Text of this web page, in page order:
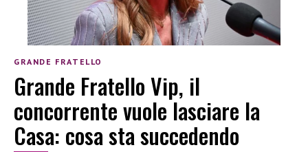
GRANDE FRATELLO
Grande Fratello Vip, il
concorrente vuole lasciare la
Casa: cosa sta succedendo